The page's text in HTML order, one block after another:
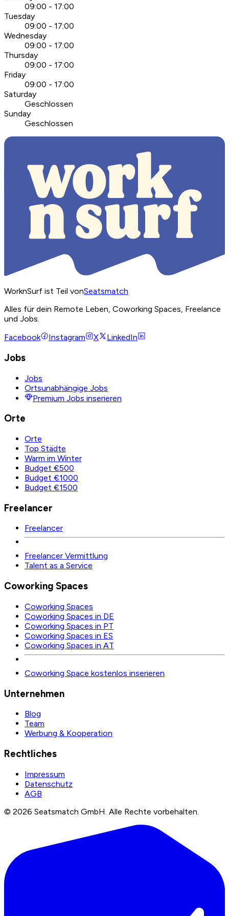
09:00 - 17:00
Tuesday
09:00 - 17:00
Wednesday
09:00 - 17:00
Thursday
09:00 - 17:00
Friday
09:00 - 17:00
Saturday
Geschlossen
Sunday
Geschlossen
WorknSurf ist Teil vonSeatsmatch
Alles für dein Remote Leben, Coworking Spaces, Freelance
und Jobs.
Facebook
Instagram X LinkedIn
Jobs
Jobs
Ortsunabhängige Jobs
Premium Jobs inserieren
Orte
Orte
Top Städte
Warm im Winter
Budget €500
Budget €1000
Budget €1500
Freelancer
Freelancer
Freelancer Vermittlung
Talent as a Service
Coworking Spaces
Coworking Spaces
Coworking Spaces in DE
Coworking Spaces in PT
Coworking Spaces in ES
Coworking Spaces in AT
Coworking Space kostenlos inserieren
Unternehmen
Blog
Team
Werbung & Kooperation
Rechtliches
Impressum
Datenschutz
AGB
© 2026 Seatsmatch GmbH. Alle Rechte vorbehalten.